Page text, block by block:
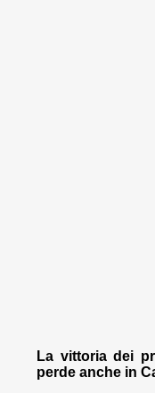
La vittoria dei
perde anche in